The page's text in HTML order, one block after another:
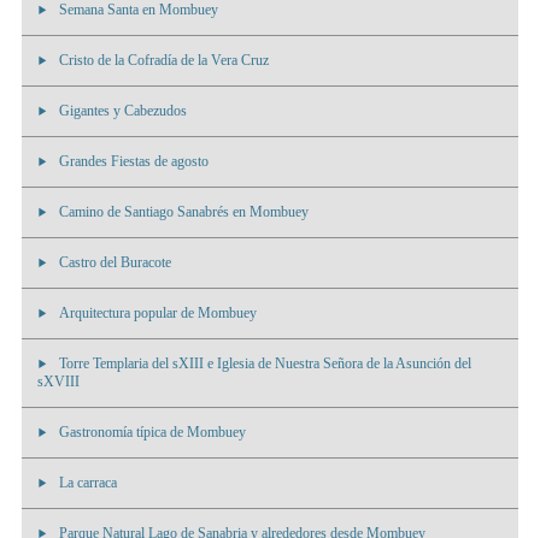
Semana Santa en Mombuey
Cristo de la Cofradía de la Vera Cruz
Gigantes y Cabezudos
Grandes Fiestas de agosto
Camino de Santiago Sanabrés en Mombuey
Castro del Buracote
Arquitectura popular de Mombuey
Torre Templaria del sXIII e Iglesia de Nuestra Señora de la Asunción del
sXVIII
Gastronomía típica de Mombuey
La carraca
Parque Natural Lago de Sanabria y alrededores desde Mombuey